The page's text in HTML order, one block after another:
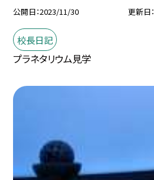
公開日 2023/11/30 更新日
校長日記
プラネタリウム見学